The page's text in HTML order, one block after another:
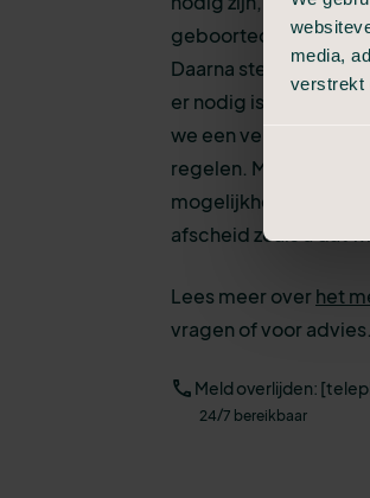
media,
verstrekt
geboortedatum van
Daarna stemmen we
er nodig is voor het
we een
regelen. Met heldere
mogelijkheden, zodat
afscheid zoals u dat
Lees meer overhet
vragen of voor advies.
Meld overlijden:
24/7 bereikbaar